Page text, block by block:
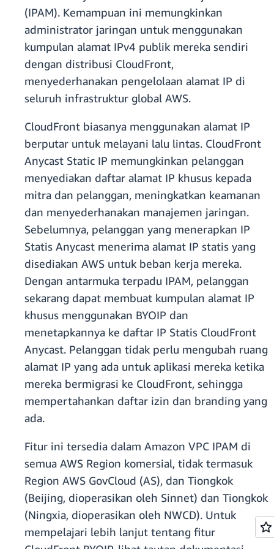
(IPAM). Kemampuan ini memungkinkan
administrator jaringan untuk menggunakan
kumpulan alamat IPv4 publik mereka sendiri
dengan distribusi CloudFront,
menyederhanakan pengelolaan alamat IP di
seluruh infrastruktur global AWS.
CloudFront biasanya menggunakan alamat IP
berputar untuk melayani lalu lintas. CloudFront
Anycast Static IP memungkinkan pelanggan
menyediakan daftar alamat IP khusus kepada
mitra dan pelanggan, meningkatkan keamanan
dan menyederhanakan manajemen jaringan.
Sebelumnya, pelanggan yang menerapkan IP
Statis Anycast menerima alamat IP statis yang
disediakan AWS untuk beban kerja mereka.
Dengan antarmuka terpadu IPAM, pelanggan
sekarang dapat membuat kumpulan alamat IP
khusus menggunakan BYOIP dan
menetapkannya ke daftar IP Statis CloudFront
Anycast. Pelanggan tidak perlu mengubah ruang
alamat IP yang ada untuk aplikasi mereka ketika
mereka bermigrasi ke CloudFront, sehingga
mempertahankan daftar izin dan branding yang
ada.
Fitur ini tersedia dalam Amazon VPC IPAM di
semua AWS Region komersial, tidak termasuk
Region AWS GovCloud (AS), dan Tiongkok
(Beijing, dioperasikan oleh Sinnet) dan Tiongkok
(Ningxia, dioperasikan oleh NWCD). Untuk
mempelajari lebih lanjut tentang fitur